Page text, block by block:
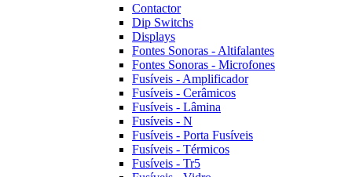
Contactor
Dip Switchs
Displays
Fontes Sonoras - Altifalantes
Fontes Sonoras - Microfones
Fusíveis - Amplificador
Fusíveis - Cerâmicos
Fusíveis - Lâmina
Fusíveis - N
Fusíveis - Porta Fusíveis
Fusíveis - Térmicos
Fusíveis - Tr5